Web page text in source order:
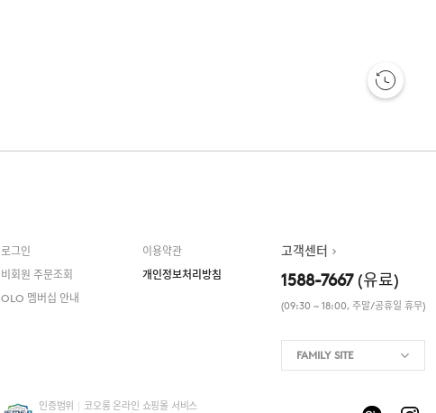
로그인
비회원 주문조회
OLO 멤버십 안내
이용약관
개인정보처리방침
인증범위 코오롱 온라인 쇼핑몰 서비스
고객센터
1588-7667 (유료)
(09:30 ~ 18:00, 주말/공휴일 휴무)
FAMILY SITE